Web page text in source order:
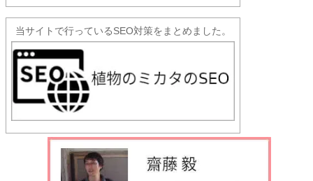
当サイトで行っているSEO対策をまとめました。